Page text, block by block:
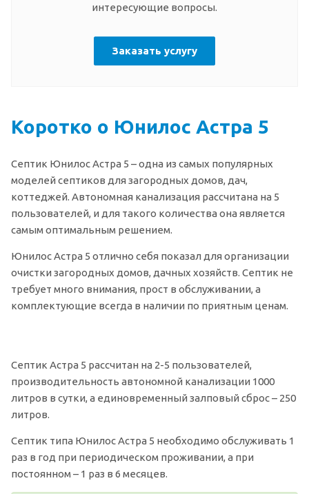
интересующие вопросы.
Заказать услугу
Коротко о Юнилос Астра 5
Септик Юнилос Астра 5 – одна из самых популярных
моделей септиков для загородных домов, дач,
коттеджей. Автономная канализация рассчитана на 5
пользователей, и для такого количества она является
самым оптимальным решением.
Юнилос Астра 5 отлично себя показал для организации
очистки загородных домов, дачных хозяйств. Септик не
требует много внимания, прост в обслуживании, а
комплектующие всегда в наличии по приятным ценам.
Септик Астра 5 рассчитан на 2-5 пользователей,
производительность автономной канализации 1000
литров в сутки, а единовременный залповый сброс – 250
литров.
Септик типа Юнилос Астра 5 необходимо обслуживать 1
раз в год при периодическом проживании, а при
постоянном – 1 раз в 6 месяцев.